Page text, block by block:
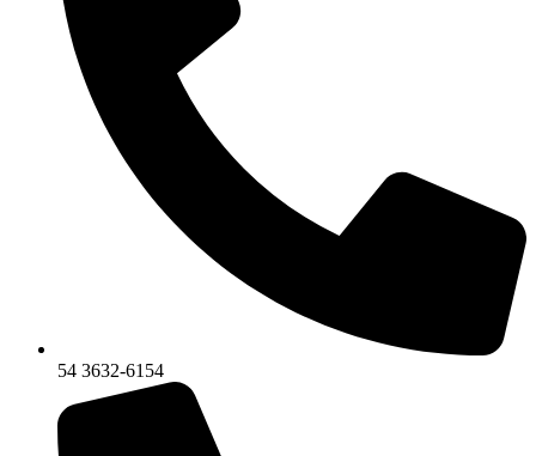
54 3632-6154